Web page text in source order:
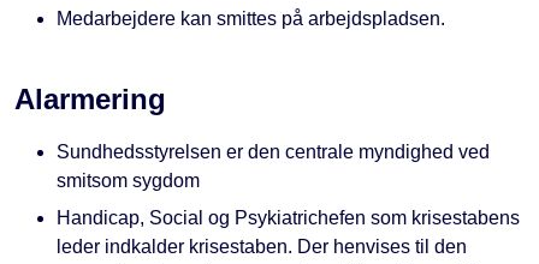
Medarbejdere kan smittes på arbejdspladsen.
Alarmering
Sundhedsstyrelsen er den centrale myndighed ved
smitsom sygdom
Handicap, Social og Psykiatrichefen som krisestabens
leder indkalder krisestaben. Der henvises til den